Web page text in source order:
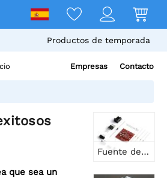
Productos de temporada
Empresas Contacto
que sea un
Fuente de alimentación para placa de pruebas Sparkfun 5V/3.3V